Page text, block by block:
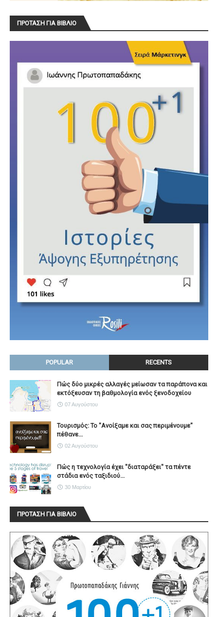
ΠΡΟΤΑΣΗ ΓΙΑ ΒΙΒΛΙΟ
POPULAR RECENTS
Πώς δύο μικρές αλλαγές μείωσαν τα παράπονα και
εκτόξευσαν τη βαθμολογία ενός ξενοδοχείου
07 Αυγούστου
Τουρισμός: Το "Ανοίξαμε και σας περιμένουμε"
πέθανε...
02 Αυγούστου
Πώς η τεχνολογία έχει ''διαταράξει'' τα πέντε
στάδια ενός ταξιδιού...
30 Μαρτίου
ΠΡΟΤΑΣΗ ΓΙΑ ΒΙΒΛΙΟ